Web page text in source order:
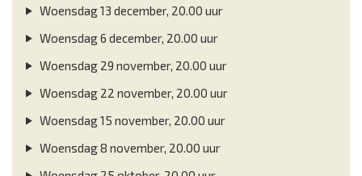
Woensdag 13 december, 20.00 uur
Woensdag 6 december, 20.00 uur
Woensdag 29 november, 20.00 uur
Woensdag 22 november, 20.00 uur
Woensdag 15 november, 20.00 uur
Woensdag 8 november, 20.00 uur